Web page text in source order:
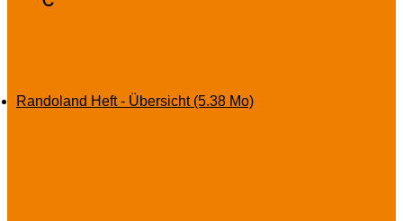
Randoland Heft - Übersicht (5.38 Mo)